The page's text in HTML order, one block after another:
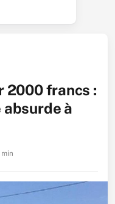
2000 francs :
absurde à